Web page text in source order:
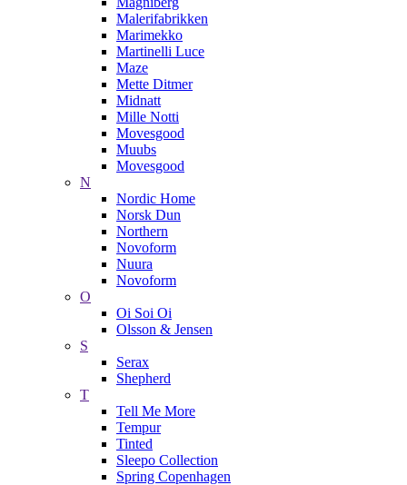
Malerifabrikken
Marimekko
Martinelli Luce
Maze
Mette Ditmer
Midnatt
Mille Notti
Movesgood
Muubs
Movesgood
N
Nordic Home
Norsk Dun
Northern
Novoform
Nuura
Novoform
O
Oi Soi Oi
Olsson & Jensen
S
Serax
Shepherd
T
Tell Me More
Tempur
Tinted
Sleepo Collection
Spring Copenhagen